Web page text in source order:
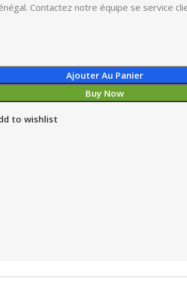
Contactez notre équipe se service
Ajouter Au Panier
Buy Now
to wishlist